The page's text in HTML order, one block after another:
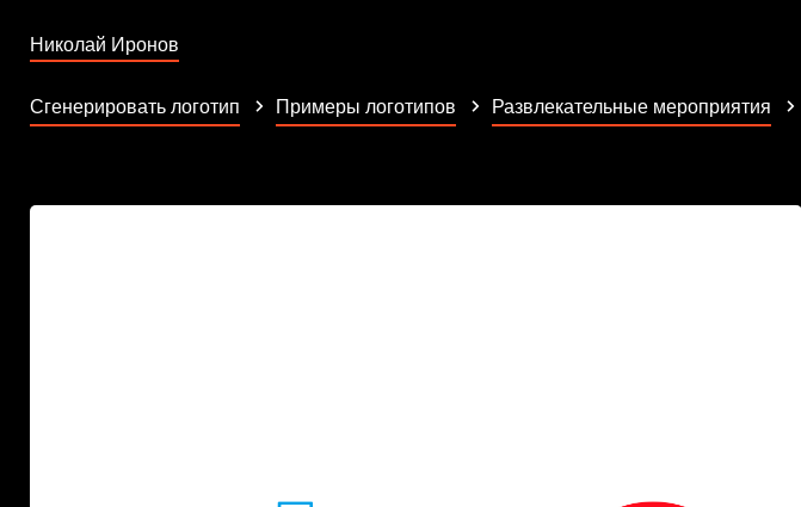
Николай Иронов
Сгенерировать логотип Примеры логотипов Развлекательные мероприятия